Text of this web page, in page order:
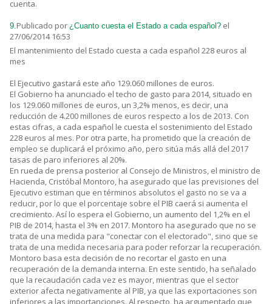
cuenta.
9. Publicado por ¿Cuanto cuesta el Estado a cada español? el
27/06/2014 16:53
El mantenimiento del Estado cuesta a cada español 228 euros al
mes
El Ejecutivo gastará este año 129.060 millones de euros.
El Gobierno ha anunciado el techo de gasto para 2014, situado en
los 129.060 millones de euros, un 3,2% menos, es decir, una
reducción de 4.200 millones de euros respecto a los de 2013. Con
estas cifras, a cada español le cuesta el sostenimiento del Estado
228 euros al mes. Por otra parte, ha prometido que la creación de
empleo se duplicará el próximo año, pero sitúa más allá del 2017
tasas de paro inferiores al 20%.
En rueda de prensa posterior al Consejo de Ministros, el ministro de
Hacienda, Cristóbal Montoro, ha asegurado que las previsiones del
Ejecutivo estiman que en términos absolutos el gasto no se va a
reducir, por lo que el porcentaje sobre el PIB caerá si aumenta el
crecimiento. Así lo espera el Gobierno, un aumento del 1,2% en el
PIB de 2014, hasta el 3% en 2017. Montoro ha asegurado que no se
trata de una medida para "conectar con el electorado", sino que se
trata de una medida necesaria para poder reforzar la recuperación.
Montoro basa esta decisión de no recortar el gasto en una
recuperación de la demanda interna. En este sentido, ha señalado
que la recaudación cada vez es mayor, mientras que el sector
exterior afecta negativamente al PIB, ya que las exportaciones son
inferiores a las importanciones. Al respecto, ha argumentado que